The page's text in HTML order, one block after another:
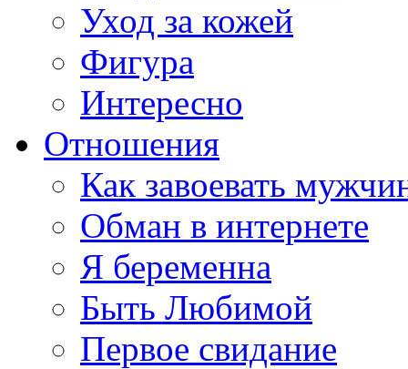
Уход за кожей
Фигура
Интересно
Отношения
Как завоевать
Обман в интернете
Я беременна
Быть Любимой
Первое свидание